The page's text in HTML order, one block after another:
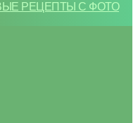
РЕЦЕПТЫ С ФОТО